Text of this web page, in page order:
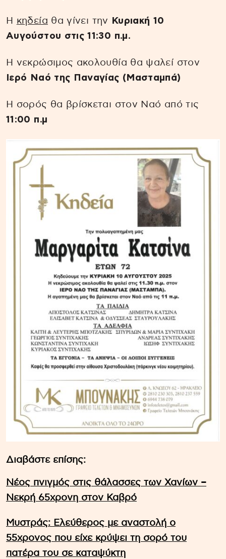
Η κηδεία θα γίνει την
Κυριακή 10
Αυγούστου στις 11:30 π.μ.
Η νεκρώσιμος ακολουθία θα ψαλεί στον
Ιερό Ναό της Παναγίας (Μασταμπά)
Η σορός θα βρίσκεται στον Ναό από τις
11:00 π.μ
Διαβάστε επίσης:
Νέος πνιγμός στις θάλασσες των Χανίων –
Νεκρή 65χρονη στον Καβρό
Μυστράς: Ελεύθερος με αναστολή ο
55χρονος που είχε κρύψει τη σορό του
πατέρα του σε καταψύκτη